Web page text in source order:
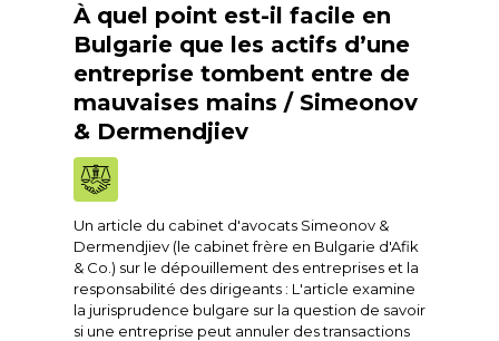
À quel point est-il facile en
Bulgarie que les actifs d’une
entreprise tombent entre de
mauvaises mains / Simeonov
& Dermendjiev
Un article du cabinet d'avocats Simeonov &
Dermendjiev (le cabinet frère en Bulgarie d'Afik
& Co.) sur le dépouillement des entreprises et la
responsabilité des dirigeants : L'article examine
la jurisprudence bulgare sur la question de savoir
si une entreprise peut annuler des transactions